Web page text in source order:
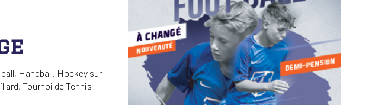
Handball, Hockey sur
Tournoi de Tennis-